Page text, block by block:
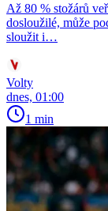
Až 80 % stožárů
dosloužilé, může
sloužit i…
Volty
dnes, 01:00
1 min